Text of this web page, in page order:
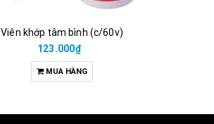
Viên khớp tâm bình (c/60v)
123.000₫
MUA HÀNG